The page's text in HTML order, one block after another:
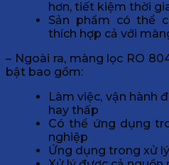
hơn, tiết kiệm thời
Sản phẩm có thể
thích hợp cả với
– Ngoài ra, màng lọc RO
bật bao gồm:
Làm việc, vận hành
hay thấp
Có thể ứng dụng
nghiệp
Ứng dụng trong xử